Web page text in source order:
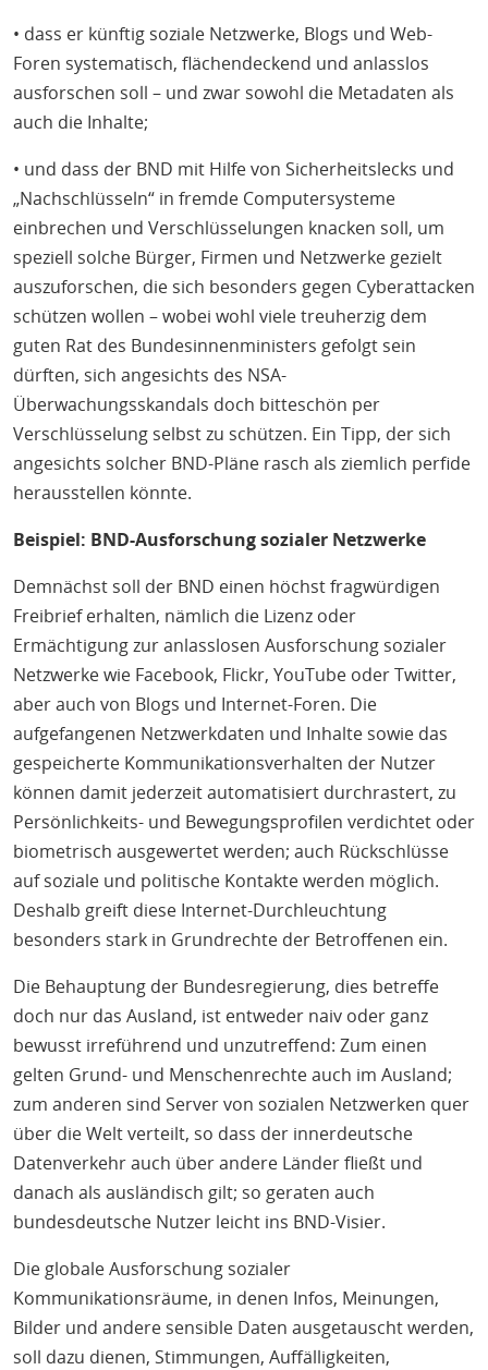
• dass er künftig soziale Netzwerke, Blogs und Web-
Foren systematisch, flächendeckend und anlasslos
ausforschen soll – und zwar sowohl die Metadaten als
auch die Inhalte;
• und dass der BND mit Hilfe von Sicherheitslecks und
„Nachschlüsseln“ in fremde Computersysteme
einbrechen und Verschlüsselungen knacken soll, um
speziell solche Bürger, Firmen und Netzwerke gezielt
auszuforschen, die sich besonders gegen Cyberattacken
schützen wollen – wobei wohl viele treuherzig dem
guten Rat des Bundesinnenministers gefolgt sein
dürften, sich angesichts des NSA-
Überwachungsskandals doch bitteschön per
Verschlüsselung selbst zu schützen. Ein Tipp, der sich
angesichts solcher BND-Pläne rasch als ziemlich perfide
herausstellen könnte.
Beispiel: BND-Ausforschung sozialer Netzwerke
Demnächst soll der BND einen höchst fragwürdigen
Freibrief erhalten, nämlich die Lizenz oder
Ermächtigung zur anlasslosen Ausforschung sozialer
Netzwerke wie Facebook, Flickr, YouTube oder Twitter,
aber auch von Blogs und Internet-Foren. Die
aufgefangenen Netzwerkdaten und Inhalte sowie das
gespeicherte Kommunikationsverhalten der Nutzer
können damit jederzeit automatisiert durchrastert, zu
Persönlichkeits- und Bewegungsprofilen verdichtet oder
biometrisch ausgewertet werden; auch Rückschlüsse
auf soziale und politische Kontakte werden möglich.
Deshalb greift diese Internet-Durchleuchtung
besonders stark in Grundrechte der Betroffenen ein.
Die Behauptung der Bundesregierung, dies betreffe
doch nur das Ausland, ist entweder naiv oder ganz
bewusst irreführend und unzutreffend: Zum einen
gelten Grund- und Menschenrechte auch im Ausland;
zum anderen sind Server von sozialen Netzwerken quer
über die Welt verteilt, so dass der innerdeutsche
Datenverkehr auch über andere Länder fließt und
danach als ausländisch gilt; so geraten auch
bundesdeutsche Nutzer leicht ins BND-Visier.
Die globale Ausforschung sozialer
Kommunikationsräume, in denen Infos, Meinungen,
Bilder und andere sensible Daten ausgetauscht werden,
soll dazu dienen, Stimmungen, Auffälligkeiten,